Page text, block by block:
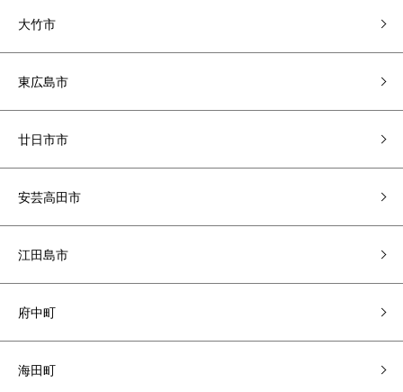
大竹市
東広島市
廿日市市
安芸高田市
江田島市
府中町
海田町